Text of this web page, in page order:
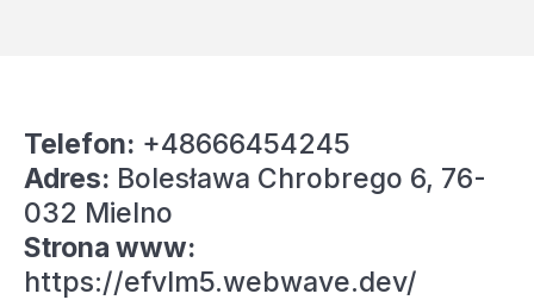
Telefon: +48666454245
Adres: Bolesława Chrobrego 6, 76-
032 Mielno
Strona www:
https://efvlm5.webwave.dev/